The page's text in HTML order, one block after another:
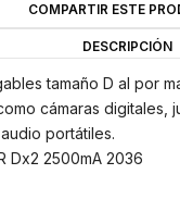
COMPARTIR ESTE
DESCRIPCIÓN
tamaño D al por
cámaras digitales,
portátiles.
Dx2 2500mA 2036